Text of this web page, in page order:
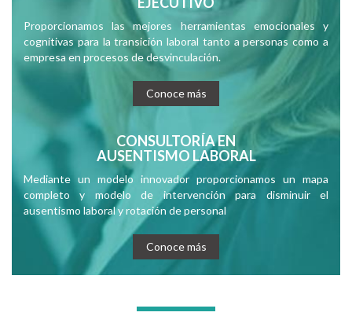
Proporcionamos las mejores herramientas emocionales y
cognitivas para la transición laboral tanto a personas como a
empresa en procesos de desvinculación.
Conoce más
CONSULTORÍA EN
AUSENTISMO LABORAL
Mediante un modelo innovador proporcionamos un mapa
completo y modelo de intervención para disminuir el
ausentismo laboral y rotación de personal
Conoce más